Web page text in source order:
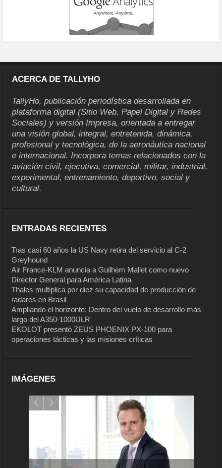
ACERCA DE TALLYHO
TallyHo, publicación periodística desarrollada en
plataforma digital (Sitio Web, Papel Digital y Redes
Sociales) y versión Impresa, orientada a entregar
una visión global, integral, entretenida, dinámica,
profesional y tecnológica, de la aeronáutica nacional
e internacional. Incorpora temas relacionados con la
aviación civil, ejecutiva, comercial, militar, industrial,
experimental, entrenamiento, deportivo, social y
cultural.
ENTRADAS RECIENTES
Tras casi 60 años la US Navy retira del servicio al C-2
Greyhound
Air France-KLM anuncia a Guilhem Mallet como nuevo
Director General para América Latina
Thales multiplica por diez su capacidad de producción de
radares en Brasil
Ampliando el horizonte: Dentro del vuelo de desarrollo más
largo del A350-1000ULR
EKOLOT presentó ZEUS PHOENIX PX-100 para
operaciones tácticas y las misiones críticas
IMÁGENES